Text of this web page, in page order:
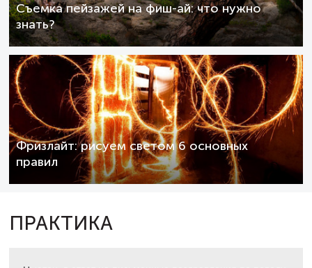
Съемка пейзажей на фиш-ай: что нужно
знать?
Фризлайт: рисуем светом 6 основных
правил
ПРАКТИКА